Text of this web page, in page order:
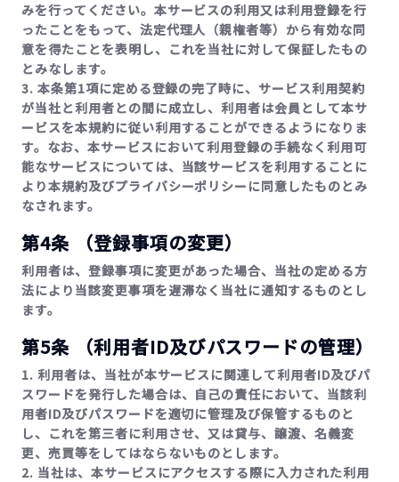
みを行ってください。本サービスの利用又は利用登録を行
ったことをもって、法定代理人（親権者等）から有効な同
意を得たことを表明し、これを当社に対して保証したもの
とみなします。
3. 本条第1項に定める登録の完了時に、サービス利用契約
が当社と利用者との間に成立し、利用者は会員として本サ
ービスを本規約に従い利用することができるようになりま
す。なお、本サービスにおいて利用登録の手続なく利用可
能なサービスについては、当該サービスを利用することに
より本規約及びプライバシーポリシーに同意したものとみ
なされます。
第4条 （登録事項の変更）
利用者は、登録事項に変更があった場合、当社の定める方
法により当該変更事項を遅滞なく当社に通知するものとし
ます。
第5条 （利用者ID及びパスワードの管理）
1. 利用者は、当社が本サービスに関連して利用者ID及びパ
スワードを発行した場合は、自己の責任において、当該利
用者ID及びパスワードを適切に管理及び保管するものと
し、これを第三者に利用させ、又は貸与、譲渡、名義変
更、売買等をしてはならないものとします。
2. 当社は、本サービスにアクセスする際に入力された利用